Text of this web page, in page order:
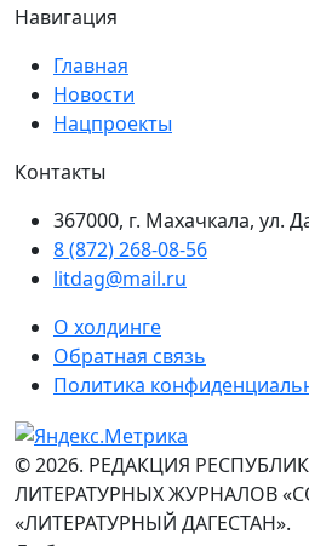
Навигация
Главная
Новости
Нацпроекты
Контакты
367000, г. Махачкала, ул.
8 (872) 268-08-56
litdag@mail.ru
О холдинге
Обратная связь
Политика
© 2026. РЕДАКЦИЯ
ЛИТЕРАТУРНЫХ ЖУРНАЛОВ
«ЛИТЕРАТУРНЫЙ ДАГЕСТАН».